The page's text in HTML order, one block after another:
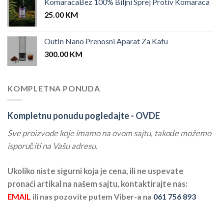
25.00 KM
OutIn Nano Prenosni Aparat Za Kafu
300.00 KM
KOMPLETNA PONUDA
Kompletnu ponudu pogledajte - OVDE
Sve proizvode koje imamo na ovom sajtu, takođe možemo
isporučiti na Vašu adresu.
Ukoliko niste sigurni koja je cena, ili ne uspevate
pronaći artikal na našem sajtu, kontaktirajte nas:
EMAIL ili nas pozovite putem Viber-a na 061 756 893